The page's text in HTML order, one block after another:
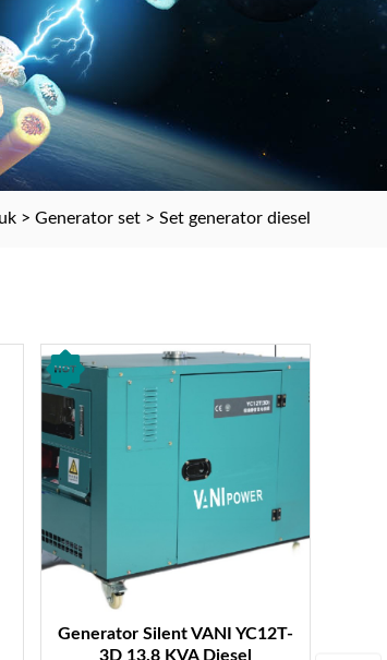
> Generator set > Set generator diesel
Generator Silent VANI YC12T-
3D 13.8 KVA Diesel